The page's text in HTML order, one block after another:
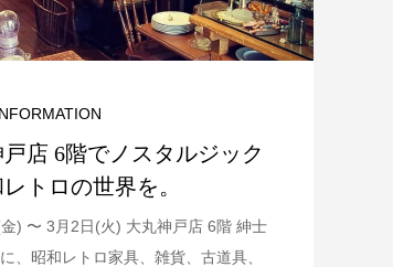
店 6階でノスタルジック
トロの世界を。
) 〜 3月2日(火) 大丸神戸店 6階 紳士
、昭和レトロ家具、雑貨、古道具、